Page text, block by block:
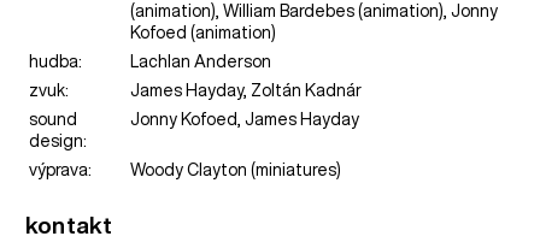
(animation), William Bardebes (animation), Jonny
Kofoed (animation)
hudba:
Lachlan Anderson
zvuk:
James Hayday, Zoltán Kadnár
sound
design:
Jonny Kofoed, James Hayday
výprava: Woody Clayton (miniatures)
kontakt